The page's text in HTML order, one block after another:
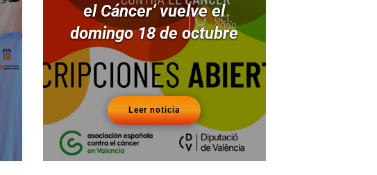
el Cáncer’ vuelve el
domingo 18 de octubre
Leer noticia